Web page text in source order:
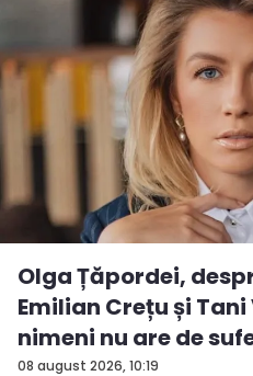
08 august 2026, 10:19
Olga Țăpordei,
Emilian Crețu și
nimeni nu are de